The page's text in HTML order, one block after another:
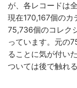
が、各レコードは
現在170,167個のカ
75,736個のコレク
っています。元の
ることに気が付い
ついては後で触れ